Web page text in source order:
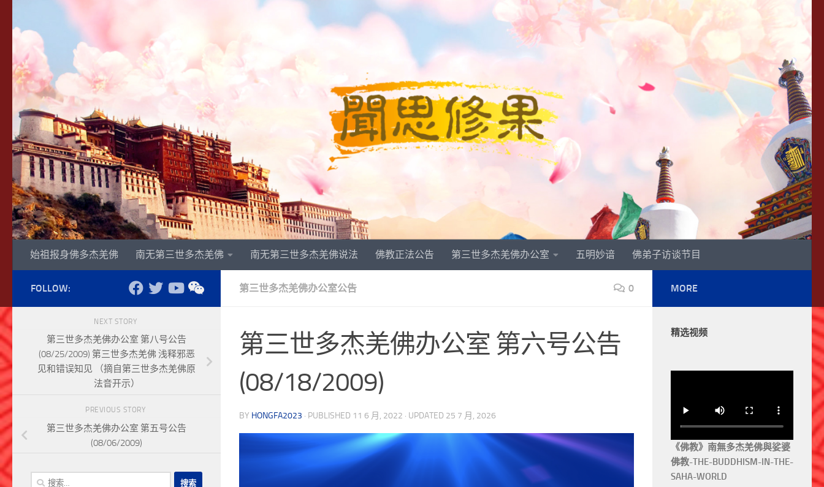
始祖报身佛多杰羌佛 南无第三世多杰羌佛 南无第三世多杰羌佛说法 佛教正法公告 第三世多杰羌佛办公室 五明妙谙 佛弟子访谈节目
第三世多杰羌佛办公室公告 0
第三世多杰羌佛办公室 第六号公告
(08/18/2009)
BY HONGFA2023 · PUBLISHED 11 6 月, 2022 · UPDATED 25 7 月, 2026
FOLLOW:
NEXT STORY
第三世多杰羌佛办公室 第八号公告
(08/25/2009) 第三世多杰羌佛 浅释邪恶
见和错误知见 （摘自第三世多杰羌佛原
法音开示）
PREVIOUS STORY
第三世多杰羌佛办公室 第五号公告
(08/06/2009)
搜
MORE
精选视频
《佛教》南無多杰羌佛與娑婆
佛教-THE-BUDDHISM-IN-THE-
SAHA-WORLD